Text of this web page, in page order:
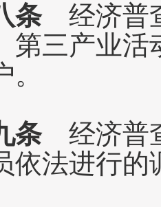
条经济普
第三产业
条经济普
依法进行的